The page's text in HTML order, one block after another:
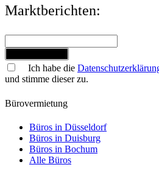
Marktberichten:
Ich habe die
und stimme dieser zu.
Bürovermietung
Büros in Düsseldorf
Büros in Duisburg
Büros in Bochum
Alle Büros